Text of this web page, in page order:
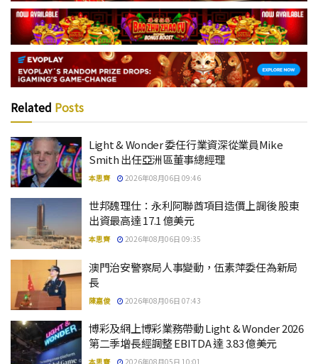
Related Posts
Light & Wonder 委任行業資深從業員Mike
Smith 出任亞洲區董事總經理
本思齊 2026年08月06日 09:46
世邦魏理仕：永利阿聯酋項目造價上調後 股東
出資最高達 17.1 億美元
本思齊 2026年08月06日 09:35
澳門治安警察局人事變動，伍素萍委任為新局
長
陳嘉俊 2026年08月06日 07:43
博彩及網上博彩業務帶動 Light & Wonder 2026
第二季增長經調整 EBITDA 達 3.83 億美元
本思齊 2026年08月05日 10:01